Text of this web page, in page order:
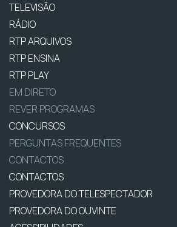
TELEVISÃO
RÁDIO
RTP ARQUIVOS
RTP ENSINA
RTP PLAY
EM DIRETO
REVER PROGRAMAS
CONCURSOS
PERGUNTAS FREQUENTES
CONTACTOS
CONTACTOS
PROVEDORA DO TELESPECTADOR
PROVEDORA DO OUVINTE